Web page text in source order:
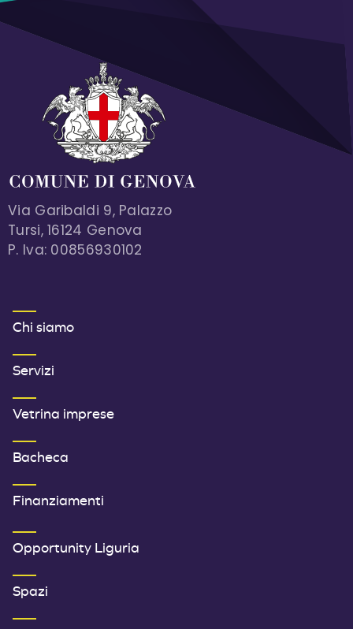
Via Garibaldi 9, Palazzo
Tursi, 16124 Genova
P. Iva: 00856930102
MENU FOOTER 1
Chi siamo
Servizi
Vetrina imprese
Bacheca
Finanziamenti
SECONDO MENU FOOTER
Opportunity Liguria
Spazi